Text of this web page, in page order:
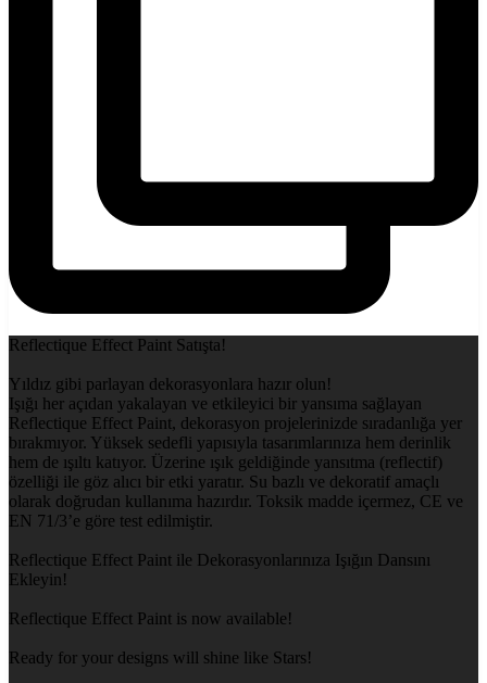
Reflectique Effect Paint Satışta!
Yıldız gibi parlayan dekorasyonlara hazır olun!
Işığı her açıdan yakalayan ve etkileyici bir yansıma sağlayan
Reflectique Effect Paint, dekorasyon projelerinizde sıradanlığa yer
bırakmıyor. Yüksek sedefli yapısıyla tasarımlarınıza hem derinlik
hem de ışıltı katıyor. Üzerine ışık geldiğinde yansıtma (reflectif)
özelliği ile göz alıcı bir etki yaratır. Su bazlı ve dekoratif amaçlı
olarak doğrudan kullanıma hazırdır. Toksik madde içermez, CE ve
EN 71/3’e göre test edilmiştir.
Reflectique Effect Paint ile Dekorasyonlarınıza Işığın Dansını
Ekleyin!
Reflectique Effect Paint is now available!
Ready for your designs will shine like Stars!